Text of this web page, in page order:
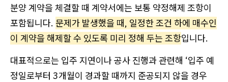
분양 계약을 체결할 때 계약서에는 보통 약정해제 조항이
포함됩니다. 문제가 발생했을 때, 일정한 조건 하에 매수인
이 계약을 해제할 수 있도록 미리 정해 두는 조항입니다.
대표적으로는 입주 지연이나 공사 진행과 관련해 ‘입주 예
정일로부터 3개월이 경과할 때까지 준공되지 않을 경우